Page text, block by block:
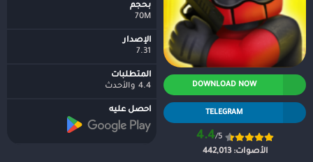
DOWNLOAD NOW
TELEGRAM
4.4/5
الأصوات:442,013
بحجم
70M
الإصدار
7.31
المتطلبات
4.4 والأحدث
احصل عليه